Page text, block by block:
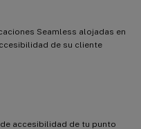
Seamless alojadas en
de su cliente
accesibilidad de tu punto